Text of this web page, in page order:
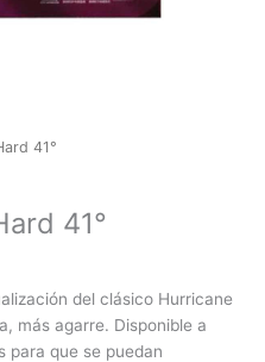
41°
41°
del clásico Hurricane
más agarre. Disponible a
para que se puedan